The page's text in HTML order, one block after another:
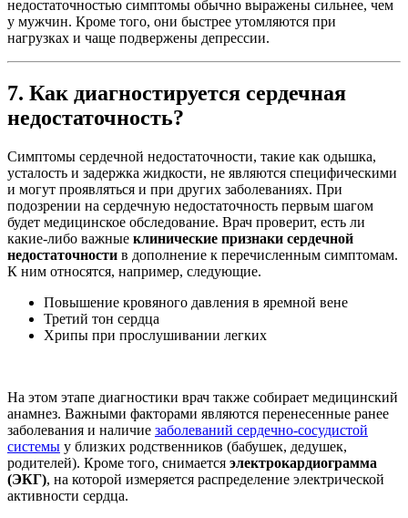
недостаточностью симптомы обычно выражены сильнее, чем
у мужчин. Кроме того, они быстрее утомляются при
нагрузках и чаще подвержены депрессии.
7. Как диагностируется сердечная
недостаточность?
Симптомы сердечной недостаточности, такие как одышка,
усталость и задержка жидкости, не являются специфическими
и могут проявляться и при других заболеваниях. При
подозрении на сердечную недостаточность первым шагом
будет медицинское обследование. Врач проверит, есть ли
какие-либо важные клинические признаки сердечной
недостаточности в дополнение к перечисленным симптомам.
К ним относятся, например, следующие.
Повышение кровяного давления в яремной вене
Третий тон сердца
Хрипы при прослушивании легких
На этом этапе диагностики врач также собирает медицинский
анамнез. Важными факторами являются перенесенные ранее
заболевания и наличие заболеваний сердечно-сосудистой
системы у близких родственников (бабушек, дедушек,
родителей). Кроме того, снимается электрокардиограмма
(ЭКГ), на которой измеряется распределение электрической
активности сердца.